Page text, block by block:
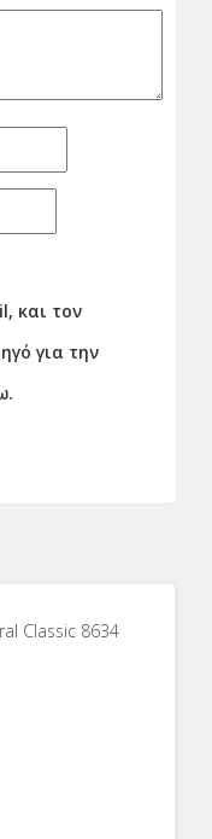
και τον
για την
Classic 8634